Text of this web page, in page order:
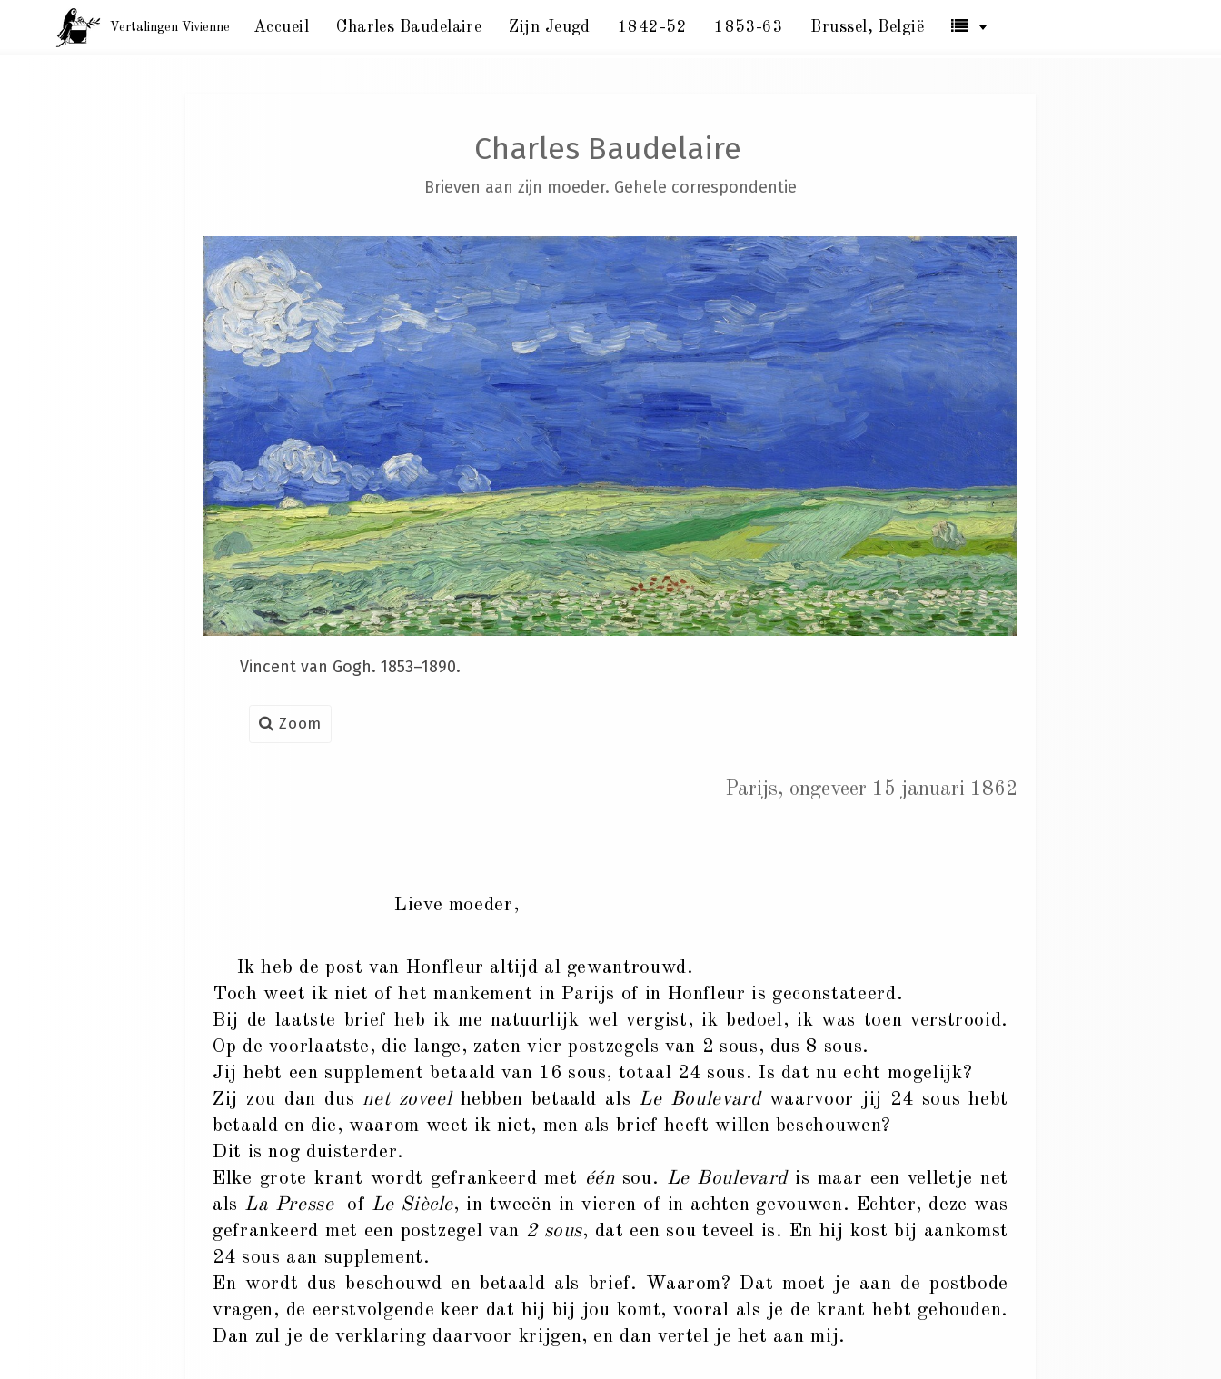
Vertalingen Vivienne Accueil Charles Baudelaire Zijn Jeugd 1842-52 1853-63 Brussel, België
Charles Baudelaire
Brieven aan zijn moeder. Gehele correspondentie
Vincent van Gogh. 1853–1890.
Zoom
Parijs, ongeveer 15 januari 1862
Lieve moeder,
Ik heb de post van Honfleur altijd al gewantrouwd.
Toch weet ik niet of het mankement in Parijs of in Honfleur is geconstateerd.
Bij de laatste brief heb ik me natuurlijk wel vergist, ik bedoel, ik was toen verstrooid.
Op de voorlaatste, die lange, zaten vier postzegels van 2 sous, dus 8 sous.
Jij hebt een supplement betaald van 16 sous, totaal 24 sous. Is dat nu echt mogelijk?
Zij zou dan dus net zoveelhebben betaald als Le Boulevardwaarvoor jij 24 sous hebt
betaald en die, waarom weet ik niet, men als brief heeft willen beschouwen?
Dit is nog duisterder.
Elke grote krant wordt gefrankeerd met éénsou. Le Boulevardis maar een velletje net
als La Presse of Le Siècle, in tweeën in vieren of in achten gevouwen. Echter, deze was
gefrankeerd met een postzegel van 2 sous, dat een sou teveel is. En hij kost bij aankomst
24 sous aan supplement.
En wordt dus beschouwd en betaald als brief. Waarom? Dat moet je aan de postbode
vragen, de eerstvolgende keer dat hij bij jou komt, vooral als je de krant hebt gehouden.
Dan zul je de verklaring daarvoor krijgen, en dan vertel je het aan mij.